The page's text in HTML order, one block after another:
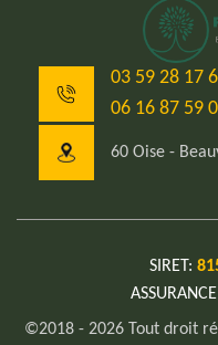
03 59 28 17
06 16 87 59
60 Oise -
SIRET:
©2018 - 2026 Tout droit